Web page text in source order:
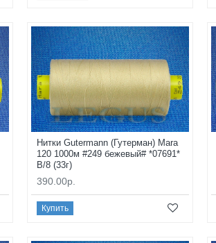
Нитки Gutermann (Гутерман) Mara
120 1000м #249 бежевый# *07691*
B/8 (33г)
390.00р.
Купить